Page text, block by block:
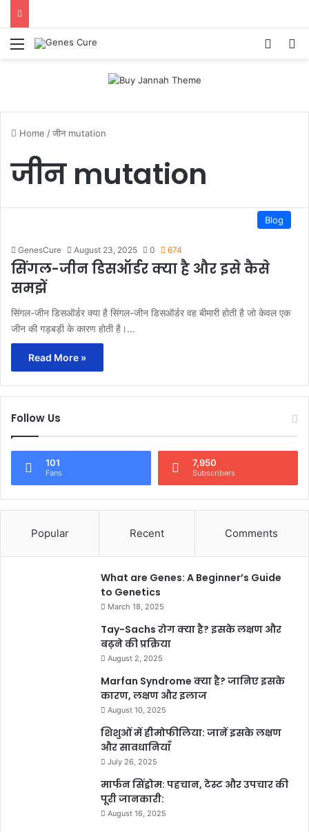
Menu Log In
Home /जीन mutation
जीन mutation
Blog
GenesCure August 23, 2025 0 674
सिंगल-जीन डिसऑर्डर क्या है और इसे कैसे
समझें
सिंगल-जीन डिसऑर्डर क्या है सिंगल-जीन डिसऑर्डर वह बीमारी होती है जो केवल एक
जीन की गड़बड़ी के कारण होती है।…
Read More »
Follow Us
101
Fans
7,950
Subscribers
Popular Recent Comments
What are Genes: A Beginner’s Guide
to Genetics
March 18, 2025
Tay-Sachs रोग क्या है? इसके लक्षण और
बढ़ने की प्रक्रिया
August 2, 2025
Marfan Syndrome क्या है? जानिए इसके
कारण, लक्षण और इलाज
August 10, 2025
शिशुओं में हीमोफीलिया: जानें इसके लक्षण
और सावधानियाँ
July 26, 2025
मार्फन सिंड्रोम: पहचान, टेस्ट और उपचार की
पूरी जानकारी:
August 16, 2025